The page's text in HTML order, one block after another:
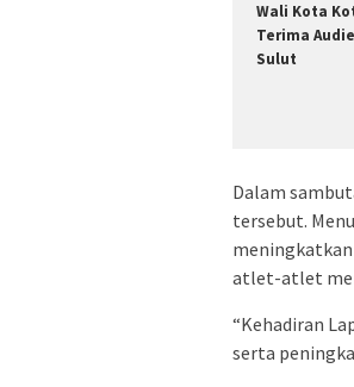
Wali Kota
Terima
Sulut
Dalam
tersebut.
atlet-atlet
“Kehadiran
serta